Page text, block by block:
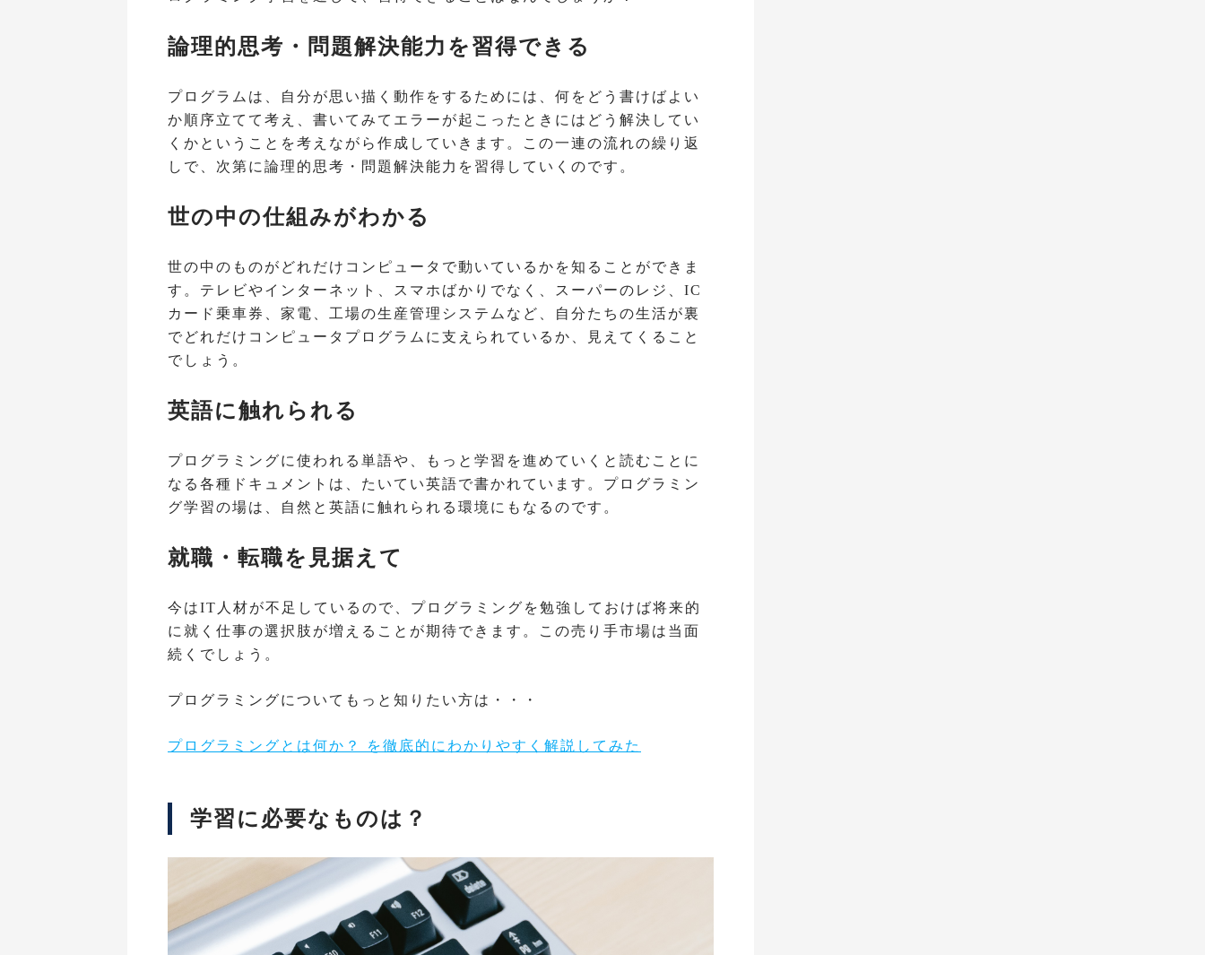
論理的思考・問題解決能力を習得できる
プログラムは、自分が思い描く動作をするためには、何をどう書けばよい
か順序立てて考え、書いてみてエラーが起こったときにはどう解決してい
くかということを考えながら作成していきます。この一連の流れの繰り返
しで、次第に論理的思考・問題解決能力を習得していくのです。
世の中の仕組みがわかる
世の中のものがどれだけコンピュータで動いているかを知ることができま
す。テレビやインターネット、スマホばかりでなく、スーパーのレジ、IC
カード乗車券、家電、工場の生産管理システムなど、自分たちの生活が裏
でどれだけコンピュータプログラムに支えられているか、見えてくること
でしょう。
英語に触れられる
プログラミングに使われる単語や、もっと学習を進めていくと読むことに
なる各種ドキュメントは、たいてい英語で書かれています。プログラミン
グ学習の場は、自然と英語に触れられる環境にもなるのです。
就職・転職を見据えて
今はIT人材が不足しているので、プログラミングを勉強しておけば将来的
に就く仕事の選択肢が増えることが期待できます。この売り手市場は当面
続くでしょう。
プログラミングについてもっと知りたい方は・・・
プログラミングとは何か？ を徹底的にわかりやすく解説してみた
学習に必要なものは？